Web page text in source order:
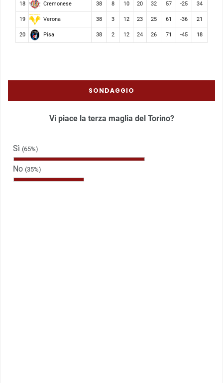
18 Cremonese 38 8 10 20 32 57 -25 34
19 Verona 38 3 12 23 25 61 -36 21
20 Pisa 38 2 12 24 26 71 -45 18
SONDAGGIO
Vi piace la terza maglia del Torino?
Sì (65%)
No (35%)